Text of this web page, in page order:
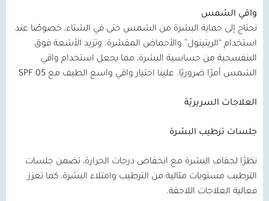
واقي الشمس
نحتاج إلى حماية البشرة من الشمس حتى في الشتاء، خصوصًا عند
استخدام “الريتينول” والأحماض المقشرة. وتزيد الأشعة فوق
البنفسجية من حساسية البشرة، مما يجعل استخدام واقي
الشمس أمرًا ضروريًا. علينا اختيار واقي واسع الطيف مع 05 SPF
العلاجات السريريّة
جلسات ترطيب البشرة
نظرًا لجفاف البشرة مع انخفاض درجات الحرارة، تضمن جلسات
الترطيب مستويات مثالية من الترطيب وامتلاء البشرة، كما تعزز
فعالية العلاجات اللاحقة.